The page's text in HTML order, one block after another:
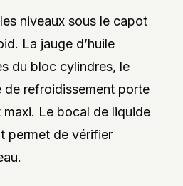
niveaux sous le capot
La jauge d’huile
du bloc cylindres, le
de refroidissement porte
maxi. Le bocal de liquide
permet de vérifier